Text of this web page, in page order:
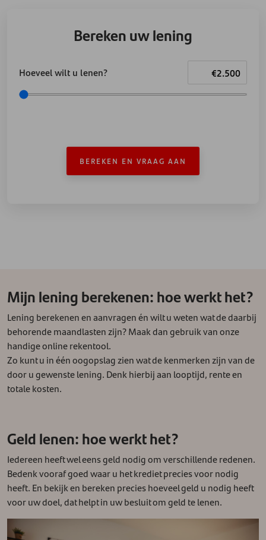
Bereken uw lening
Hoeveel wilt u lenen?
BEREKEN EN VRAAG AAN
Mijn lening berekenen: hoe werkt het?
Lening berekenen en aanvragen én wilt u weten wat de daarbij
behorende maandlasten zijn? Maak dan gebruik van onze
handige online rekentool.
Zo kunt u in één oogopslag zien wat de kenmerken zijn van de
door u gewenste lening. Denk hierbij aan looptijd, rente en
totale kosten.
Geld lenen: hoe werkt het?
Iedereen heeft wel eens geld nodig om verschillende redenen.
Bedenk vooraf goed waar u het krediet precies voor nodig
heeft. En bekijk en bereken precies hoeveel geld u nodig heeft
voor uw doel, dat helpt in uw besluit om geld te lenen.